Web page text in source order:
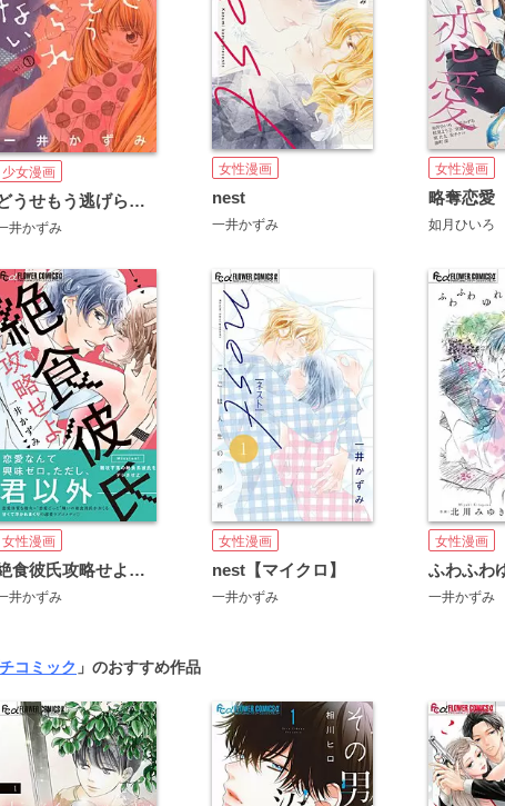
少女漫画
どうせもう逃げられない
井かずみ
女性漫画
nest
一井かずみ
女性漫画
略奪恋愛
如月ひいろ
女性漫画
絶食彼氏攻略せよ【マイクロ】
井かずみ
女性漫画
nest【マイクロ】
一井かずみ
女性漫画
一井かずみ
コミック 」のおすすめ作品